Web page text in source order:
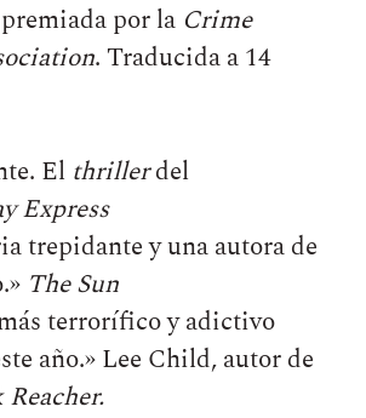
por la Crime
. Traducida a 14
El thrillerdel
Express
trepidante y una autora de
The Sun
terrorífico y adictivo
año.» Lee Child, autor de
Reacher.